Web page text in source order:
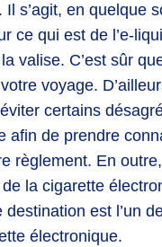
s’agit, en quelque
ce qui est de l’e-
valise. C’est sûr
voyage.
certains
afin de prendre
règlement. En
de la cigarette
est l’un
électronique.